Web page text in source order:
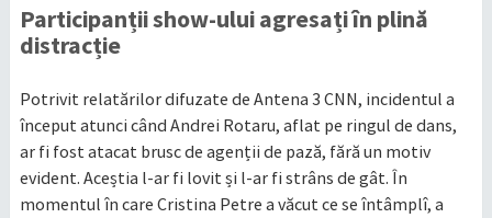
Participanții show-ului agresați în plină
distracție
Potrivit relatărilor difuzate de Antena 3 CNN, incidentul a
început atunci când Andrei Rotaru, aflat pe ringul de dans,
ar fi fost atacat brusc de agenții de pază, fără un motiv
evident. Aceștia l-ar fi lovit și l-ar fi strâns de gât. În
momentul în care Cristina Petre a văcut ce se întâmplî, a